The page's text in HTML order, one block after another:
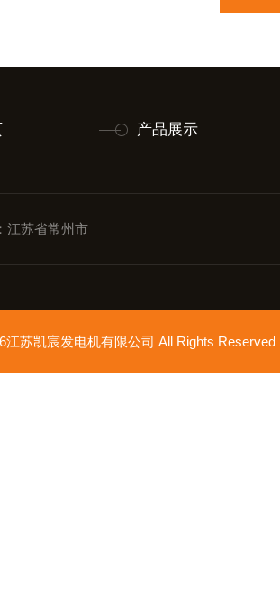
产品展示
江苏省常州市
江苏凯宸发电机有限公司 All Rights